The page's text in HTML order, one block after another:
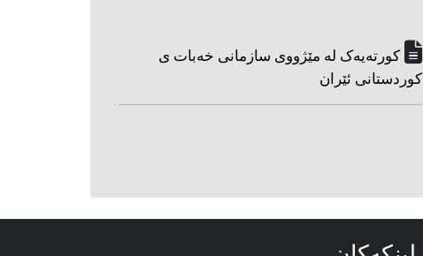
کورته‌یه‌ک له مێژووی سازمانی خه‌بات ی
کوردستانی ئێران